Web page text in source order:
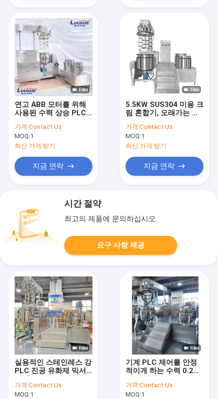
연고 ABB 모터를 위해
사용된 수력 상승 PLC
가격:Contact Us
MOQ:1
최신 가격 받기
지금 연락
5.5KW SUS304 미용 크
림 혼합기, 오래가는 진
가격:Contact Us
MOQ:1
최신 가격 받기
지금 연락
시간 절약
최고의 제품에 문의하십시오.
요구 사항 제공
실용적인 스테인레스 강
PLC 진공 유화제 믹서
가격:Contact Us
MOQ:1
기계 PLC 제어를 안정
적이게 하는 수력 0.2
가격:Contact Us
MOQ:1